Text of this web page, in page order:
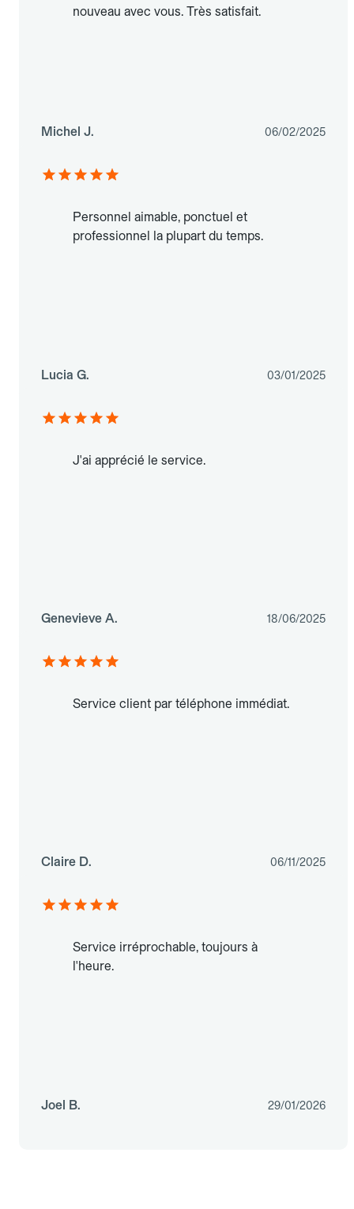
nouveau avec vous. Très satisfait.
Michel J. 06/02/2025
Personnel aimable, ponctuel et
professionnel la plupart du temps.
Lucia G. 03/01/2025
J'ai apprécié le service.
Genevieve A. 18/06/2025
Service client par téléphone immédiat.
Claire D. 06/11/2025
Service irréprochable, toujours à
l'heure.
Joel B. 29/01/2026